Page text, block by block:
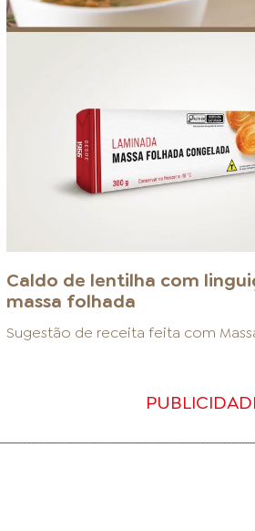
Caldo de lentilha com
massa folhada
Sugestão de receita feita com